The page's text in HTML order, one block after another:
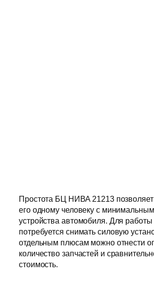
Простота БЦ НИВА 21213
его одному человеку с
устройства автомобиля. Для
потребуется снимать силовую
отдельным плюсам можно отнести
количество запчастей и
стоимость.